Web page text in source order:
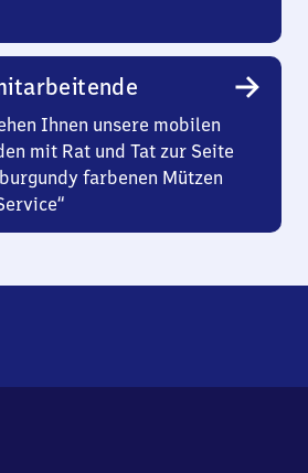
Ihnen unsere mobilen
mit Rat und Tat zur Seite
farbenen Mützen